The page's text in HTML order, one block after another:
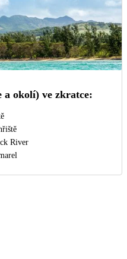
okolí) ve zkratce:
River